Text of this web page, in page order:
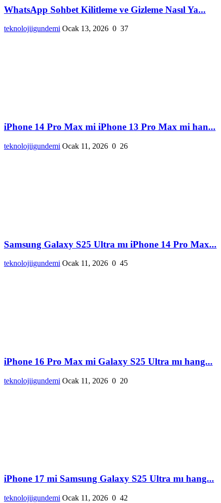
WhatsApp Sohbet Kilitleme ve Gizleme Nasıl Ya...
teknolojiigundemi Ocak 13, 2026 0 37
iPhone 14 Pro Max mi iPhone 13 Pro Max mi han...
teknolojiigundemi Ocak 11, 2026 0 26
Samsung Galaxy S25 Ultra mı iPhone 14 Pro Max...
teknolojiigundemi Ocak 11, 2026 0 45
iPhone 16 Pro Max mi Galaxy S25 Ultra mı hang...
teknolojiigundemi Ocak 11, 2026 0 20
iPhone 17 mi Samsung Galaxy S25 Ultra mı hang...
teknolojiigundemi Ocak 11, 2026 0 42